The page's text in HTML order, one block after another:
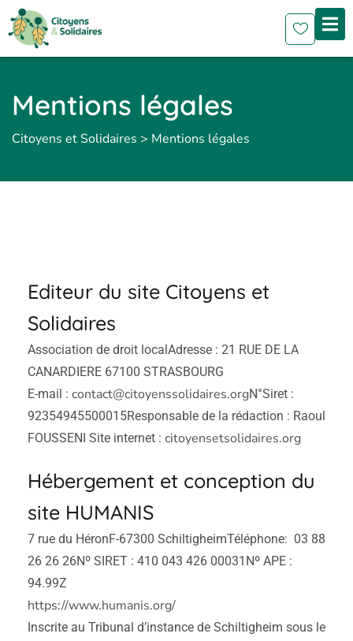
Mentions légales
Citoyens et Solidaires > Mentions légales
Editeur du site Citoyens et
Solidaires
Association de droit localAdresse : 21 RUE DE LA
CANARDIERE 67100 STRASBOURG
E-mail : contact@citoyenssolidaires.orgN°Siret :
92354945500015Responsable de la rédaction : Raoul
FOUSSENI Site internet : citoyensetsolidaires.org
Hébergement et conception du
site HUMANIS​
7 rue du HéronF-67300 SchiltigheimTéléphone: 03 88
26 26 26Nº SIRET : 410 043 426 00031 Nº APE :
94.99Z
https://www.humanis.org/
Inscrite au Tribunal d’instance de Schiltigheim sous le